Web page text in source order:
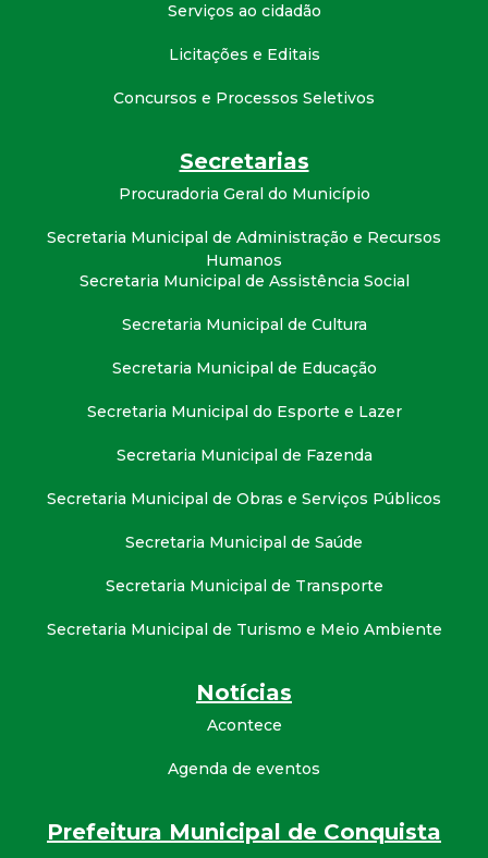
Serviços ao cidadão
Licitações e Editais
Concursos e Processos Seletivos
Secretarias
Procuradoria Geral do Município
Secretaria Municipal de Administração e Recursos
Humanos
Secretaria Municipal de Assistência Social
Secretaria Municipal de Cultura
Secretaria Municipal de Educação
Secretaria Municipal do Esporte e Lazer
Secretaria Municipal de Fazenda
Secretaria Municipal de Obras e Serviços Públicos
Secretaria Municipal de Saúde
Secretaria Municipal de Transporte
Secretaria Municipal de Turismo e Meio Ambiente
Notícias
Acontece
Agenda de eventos
Prefeitura Municipal de Conquista